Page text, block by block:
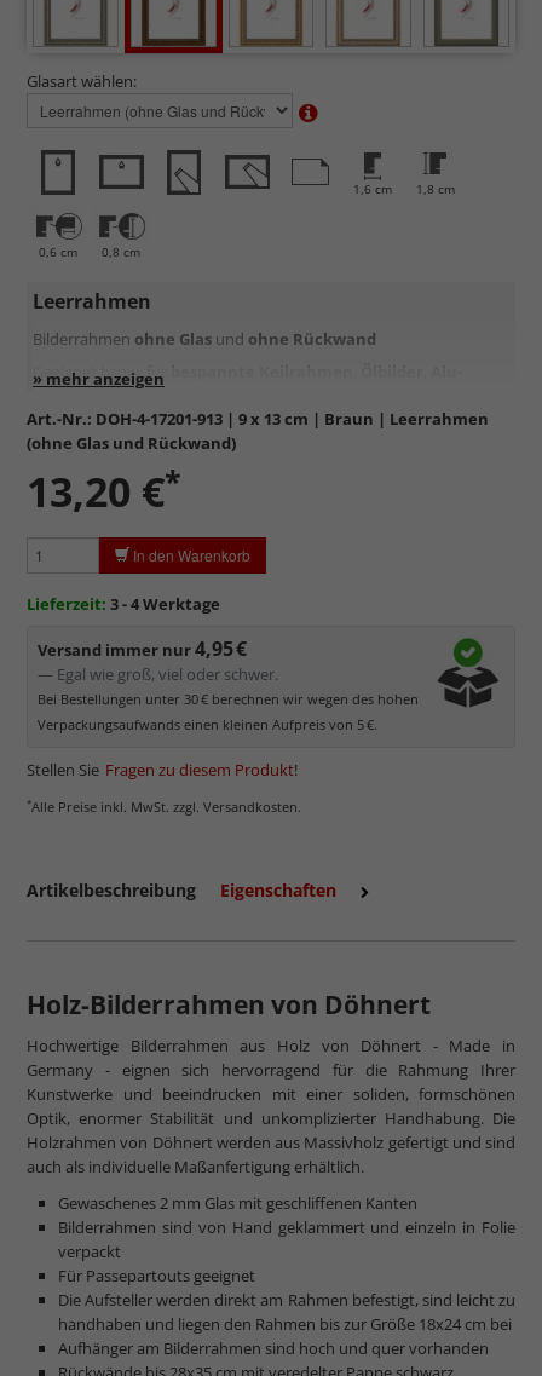
Glasart wählen:
1,6 cm 1,8 cm
0,6 cm 0,8 cm
Leerrahmen
Bilderrahmen ohne Glas und ohne Rückwand
Geeignet bspw. für
Kaschierungen
Art.-Nr.: DOH-4-17201-913 | 9 x 13 cm | Braun | Leerrahmen
(ohne Glas und Rückwand)
13,20 €*
In den Warenkorb
Lieferzeit: 3 - 4 Werktage
Versand immer nur4,95 €
— Egal wie groß, viel oder schwer.
Bei Bestellungen unter 30 € berechnen wir wegen des hohen
Verpackungsaufwands einen kleinen Aufpreis von 5 €.
Stellen Sie Fragen zu diesem Produkt!
*Alle Preise inkl. MwSt. zzgl. Versandkosten.
Artikelbeschreibung Eigenschaften
Holz-Bilderrahmen von Döhnert
Hochwertige Bilderrahmen aus Holz von Döhnert - Made in
Germany - eignen sich hervorragend für die Rahmung Ihrer
Kunstwerke und beeindrucken mit einer soliden, formschönen
Optik, enormer Stabilität und unkomplizierter Handhabung. Die
Holzrahmen von Döhnert werden aus Massivholz gefertigt und sind
auch als individuelle Maßanfertigung erhältlich.
Gewaschenes 2 mm Glas mit geschliffenen Kanten
Bilderrahmen sind von Hand geklammert und einzeln in Folie
verpackt
Für Passepartouts geeignet
Die Aufsteller werden direkt am Rahmen befestigt, sind leicht zu
handhaben und liegen den Rahmen bis zur Größe 18x24 cm bei
Aufhänger am Bilderrahmen sind hoch und quer vorhanden